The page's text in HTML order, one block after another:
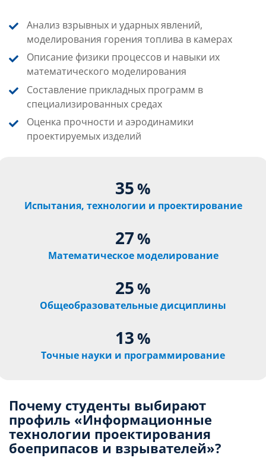
Анализ взрывных и ударных явлений,
моделирования горения топлива в камерах
Описание физики процессов и навыки их
математического моделирования
Составление прикладных программ в
специализированных средах
Оценка прочности и аэродинамики
проектируемых изделий
35%
Испытания, технологии и проектирование
27%
Математическое моделирование
25%
Общеобразовательные дисциплины
13%
Точные науки и программирование
Почему студенты выбирают
профиль «Информационные
технологии проектирования
боеприпасов и взрывателей»?